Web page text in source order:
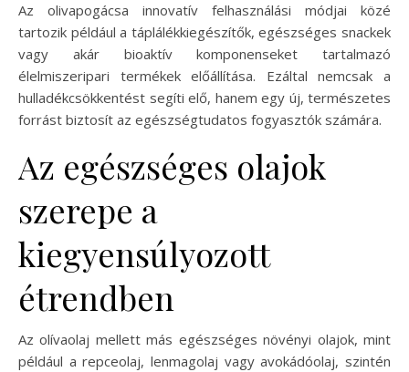
Az olivapogácsa innovatív felhasználási módjai közé
tartozik például a táplálékkiegészítők, egészséges snackek
vagy akár bioaktív komponenseket tartalmazó
élelmiszeripari termékek előállítása. Ezáltal nemcsak a
hulladékcsökkentést segíti elő, hanem egy új, természetes
forrást biztosít az egészségtudatos fogyasztók számára.
Az egészséges olajok
szerepe a
kiegyensúlyozott
étrendben
Az olívaolaj mellett más egészséges növényi olajok, mint
például a repceolaj, lenmagolaj vagy avokádóolaj, szintén